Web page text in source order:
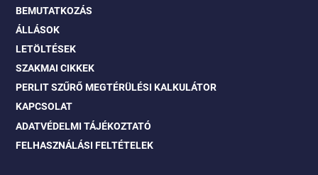
BEMUTATKOZÁS
ÁLLÁSOK
LETÖLTÉSEK
SZAKMAI CIKKEK
PERLIT SZŰRŐ MEGTÉRÜLÉSI KALKULÁTOR
KAPCSOLAT
ADATVÉDELMI TÁJÉKOZTATÓ
FELHASZNÁLÁSI FELTÉTELEK